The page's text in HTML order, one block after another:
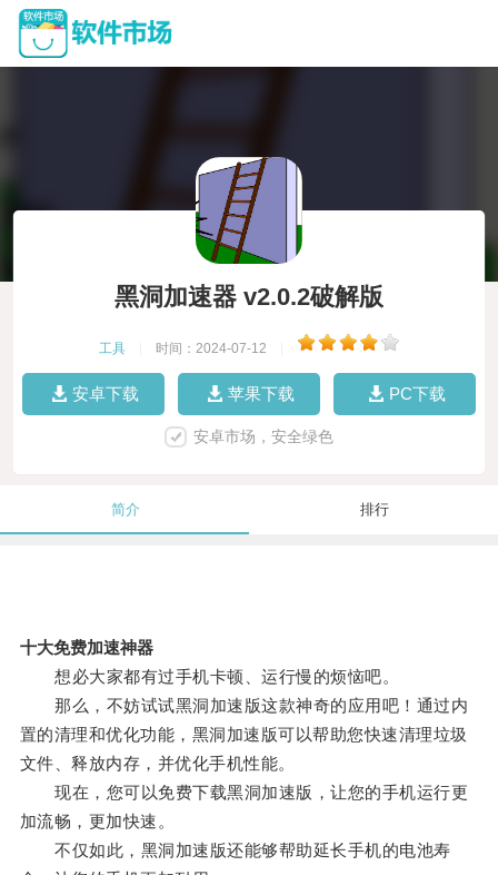
黑洞加速器 v2.0.2破解版
工具 时间：2024-07-12
安卓下载 苹果下载 PC下载
安卓市场，安全绿色
简介 排行
十大免费加速神器
想必大家都有过手机卡顿、运行慢的烦恼吧。
那么，不妨试试黑洞加速版这款神奇的应用吧！通过内
置的清理和优化功能，黑洞加速版可以帮助您快速清理垃圾
文件、释放内存，并优化手机性能。
现在，您可以免费下载黑洞加速版，让您的手机运行更
加流畅，更加快速。
不仅如此，黑洞加速版还能够帮助延长手机的电池寿